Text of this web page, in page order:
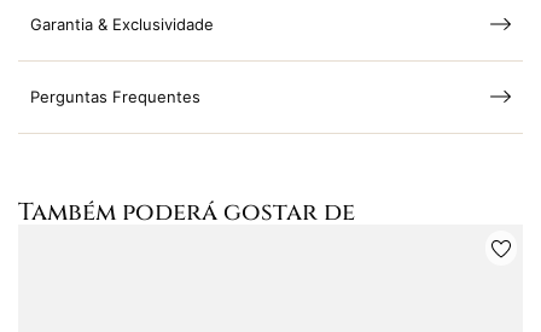
Garantia & Exclusividade
Perguntas Frequentes
Também poderá gostar de